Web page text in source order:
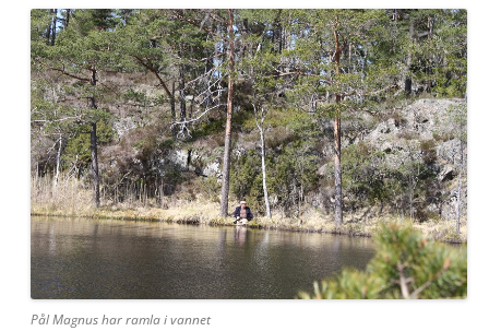
Pål Magnus har ramla i vannet